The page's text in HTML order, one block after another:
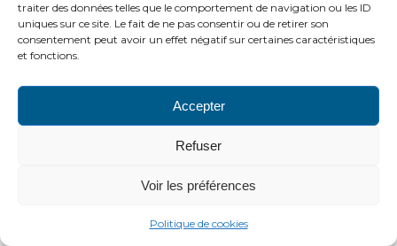
traiter des données telles que le comportement de navigation ou les ID
uniques sur ce site. Le fait de ne pas consentir ou de retirer son
consentement peut avoir un effet négatif sur certaines caractéristiques
et fonctions.
Accepter
Refuser
Voir les préférences
Politique de cookies
2016 ADH
http://www.adh-asso.org